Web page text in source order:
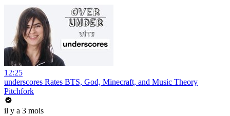
12:25
underscores Rates BTS, God, Minecraft, and Music Theory
Pitchfork
il y a 3 mois